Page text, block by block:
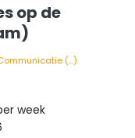
op de
(...)
week